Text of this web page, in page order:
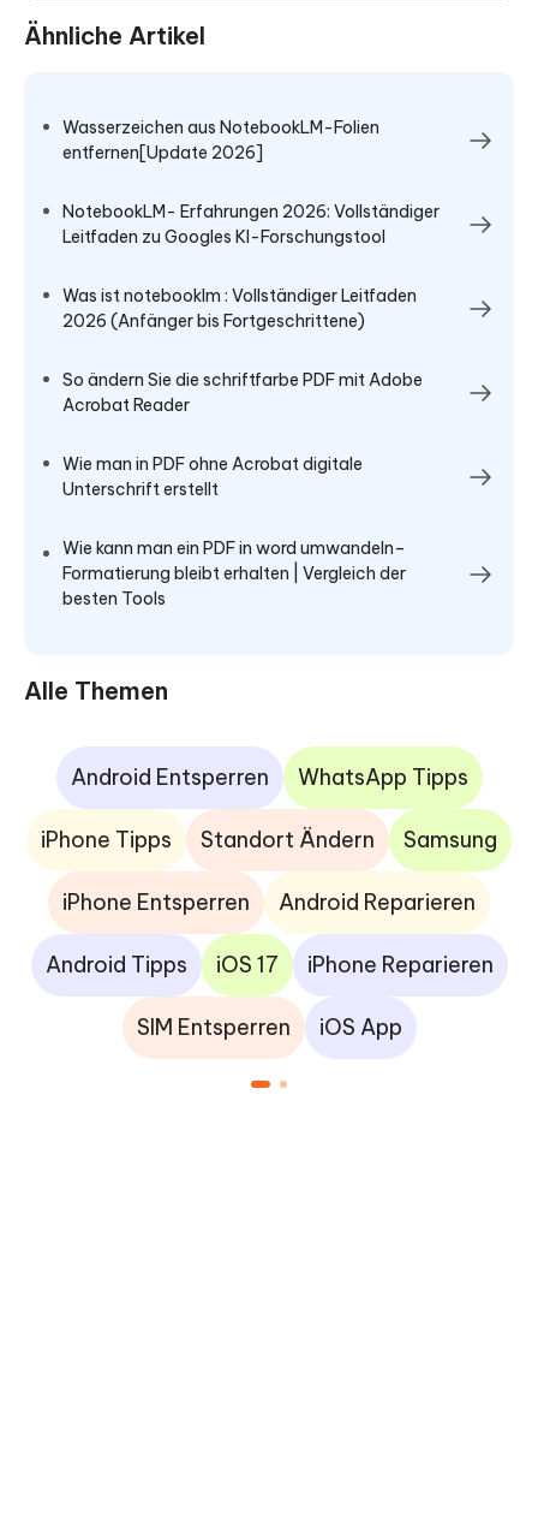
Ähnliche Artikel
Wasserzeichen aus NotebookLM-Folien
entfernen[Update 2026]
NotebookLM- Erfahrungen 2026: Vollständiger
Leitfaden zu Googles KI-Forschungstool
Was ist notebooklm : Vollständiger Leitfaden
2026 (Anfänger bis Fortgeschrittene)
So ändern Sie die schriftfarbe PDF mit Adobe
Acrobat Reader
Wie man in PDF ohne Acrobat digitale
Unterschrift erstellt
Wie kann man ein PDF in word umwandeln–
Formatierung bleibt erhalten | Vergleich der
besten Tools
Alle Themen
Android Entsperren WhatsApp Tipps
iPhone Tipps Standort Ändern Samsung
iPhone Entsperren Android Reparieren
Android Tipps iOS 17 iPhone Reparieren
SIM Entsperren iOS App